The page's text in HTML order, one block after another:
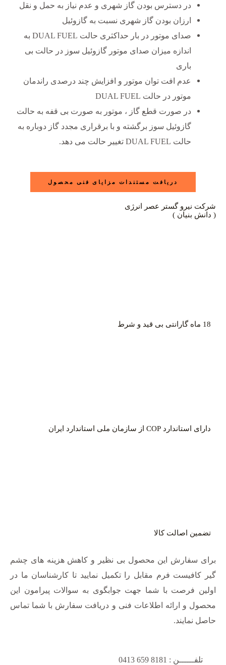
در دسترس بودن گاز شهری و عدم نیاز به حمل و نقل
ارزان بودن گاز شهری نسبت به گازوئیل
صدای موتور در بار حداکثری حالت DUAL FUEL به
اندازه میزان صدای موتور گازوئیل سوز در حالت بی
باری
عدم افت توان موتور و افزایش چند درصدی راندمان
موتور در حالت DUAL FUEL
در صورت قطع گاز ، موتور به صورت بی قفه به حالت
گازوئیل سوز برگشته و با برقراری مجدد گاز دوباره به
حالت DUAL FUEL تغییر حالت می دهد.
دریافت مستندات مزایای فنی محصول
شرکت نیرو گستر عصر انرژی
( دانش بنیان )
18 ماه گارانتی بی قید و شرط
دارای استاندارد COP از سازمان ملی استاندارد ایران
تضمین اصالت کالا
برای سفارش این محصول بی نظیر و کاهش هزینه های چشم
گیر کافیست فرم مقابل را تکمیل نمایید تا کارشناسان ما در
اولین فرصت با شما جهت جوابگوی به سوالات پیرامون این
محصول و ارائه اطلاعات فنی و دریافت سفارش با شما تماس
حاصل نمایند.
تلفــــــن : 8181 659 0413